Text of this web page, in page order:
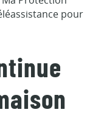
pour